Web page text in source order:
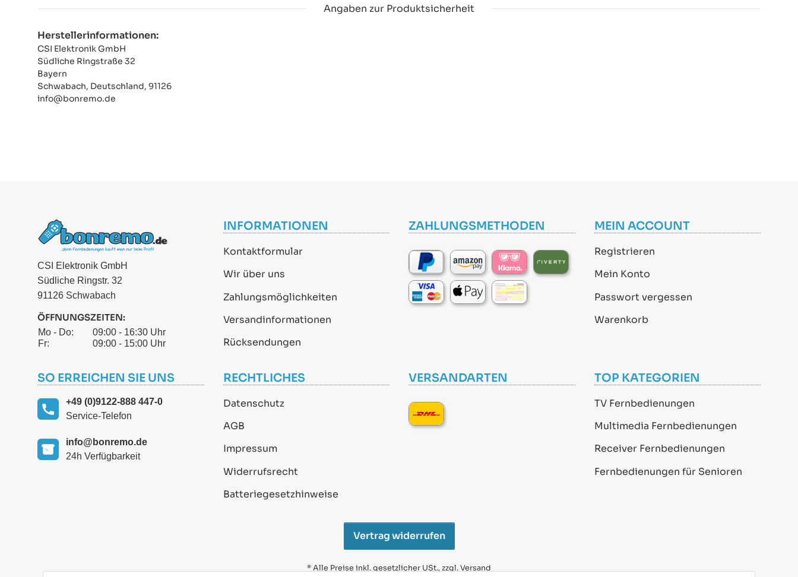
Angaben zur Produktsicherheit
Herstellerinformationen:
CSI Elektronik GmbH
Südliche Ringstraße 32
Bayern
Schwabach, Deutschland, 91126
info@bonremo.de
CSI Elektronik GmbH
Südliche Ringstr. 32
91126 Schwabach
ÖFFNUNGSZEITEN:
Mo - Do:
09:00 - 16:30 Uhr
Fr:
09:00 - 15:00 Uhr
INFORMATIONEN
Kontaktformular
Wir über uns
Zahlungsmöglichkeiten
Versandinformationen
Rücksendungen
ZAHLUNGSMETHODEN MEIN ACCOUNT
Registrieren
Mein Konto
Passwort vergessen
Warenkorb
SO ERREICHEN SIE UNS
+49 (0)9122-888 447-0
Service-Telefon
info@bonremo.de
24h Verfügbarkeit
RECHTLICHES
Datenschutz
AGB
Impressum
Widerrufsrecht
Batteriegesetzhinweise
VERSANDARTEN TOP KATEGORIEN
TV Fernbedienungen
Multimedia Fernbedienungen
Receiver Fernbedienungen
Fernbedienungen für Senioren
Vertrag widerrufen
* Alle Preise inkl. gesetzlicher USt., zzgl.Versand